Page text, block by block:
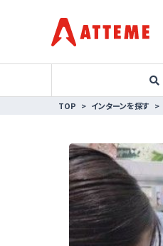
TOP インターンを探す